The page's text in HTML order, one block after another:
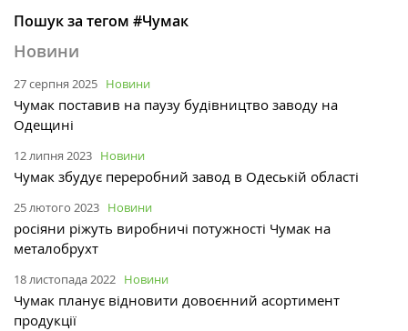
Пошук за тегом #Чумак
Новини
27 серпня 2025 Новини
Чумак поставив на паузу будівництво заводу на
Одещині
12 липня 2023 Новини
Чумак збудує переробний завод в Одеській області
25 лютого 2023 Новини
росіяни ріжуть виробничі потужності Чумак на
металобрухт
18 листопада 2022 Новини
Чумак планує відновити довоєнний асортимент
продукції